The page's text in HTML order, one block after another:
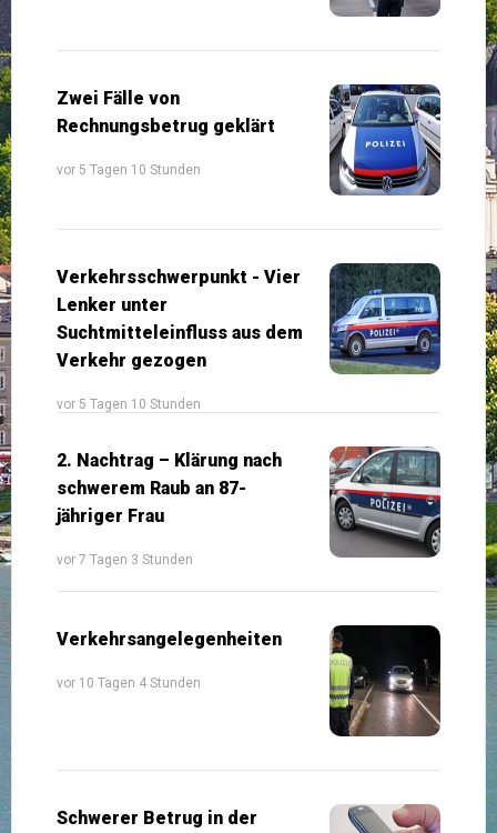
Zwei Fälle von
Rechnungsbetrug geklärt
vor 5 Tagen 10 Stunden
Verkehrsschwerpunkt - Vier
Lenker unter
Suchtmitteleinfluss aus dem
Verkehr gezogen
vor 5 Tagen 10 Stunden
2. Nachtrag – Klärung nach
schwerem Raub an 87-
jähriger Frau
vor 7 Tagen 3 Stunden
Verkehrsangelegenheiten
vor 10 Tagen 4 Stunden
Schwerer Betrug in der